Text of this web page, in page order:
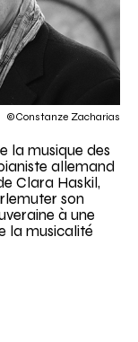
©Constanze Zacharias
la musique des
allemand
Clara Haskil,
son
à une
la musicalité